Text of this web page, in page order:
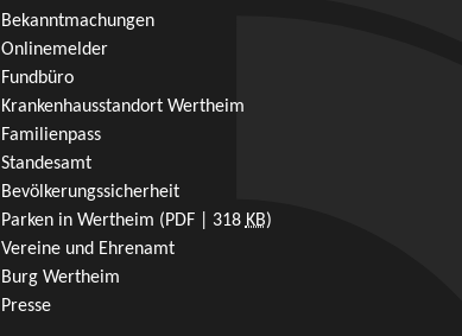
Bekanntmachungen
Onlinemelder
Fundbüro
Krankenhausstandort Wertheim
Familienpass
Standesamt
Bevölkerungssicherheit
Parken in Wertheim (PDF | 318 KB)
Vereine und Ehrenamt
Burg Wertheim
Presse